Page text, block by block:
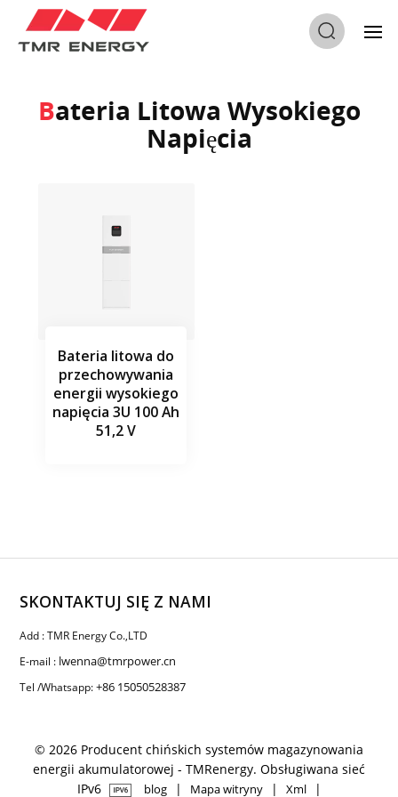
Dom / Bateria Litowa Wysokiego Napięcia
Bateria Litowa Wysokiego
Napięcia
Bateria litowa do
przechowywania
energii wysokiego
napięcia 3U 100 Ah
51,2 V
SKONTAKTUJ SIĘ Z NAMI
Add : TMR Energy Co.,LTD
E-mail : lwenna@tmrpower.cn
Tel /Whatsapp:+86 15050528387
© 2026 Producent chińskich systemów magazynowania
energii akumulatorowej - TMRenergy. Obsługiwana sieć
IPv6
blog | Mapa witryny | Xml |